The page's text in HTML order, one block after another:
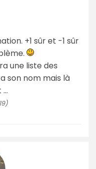
+1 sûr et -1 sûr
une liste des
son nom mais là